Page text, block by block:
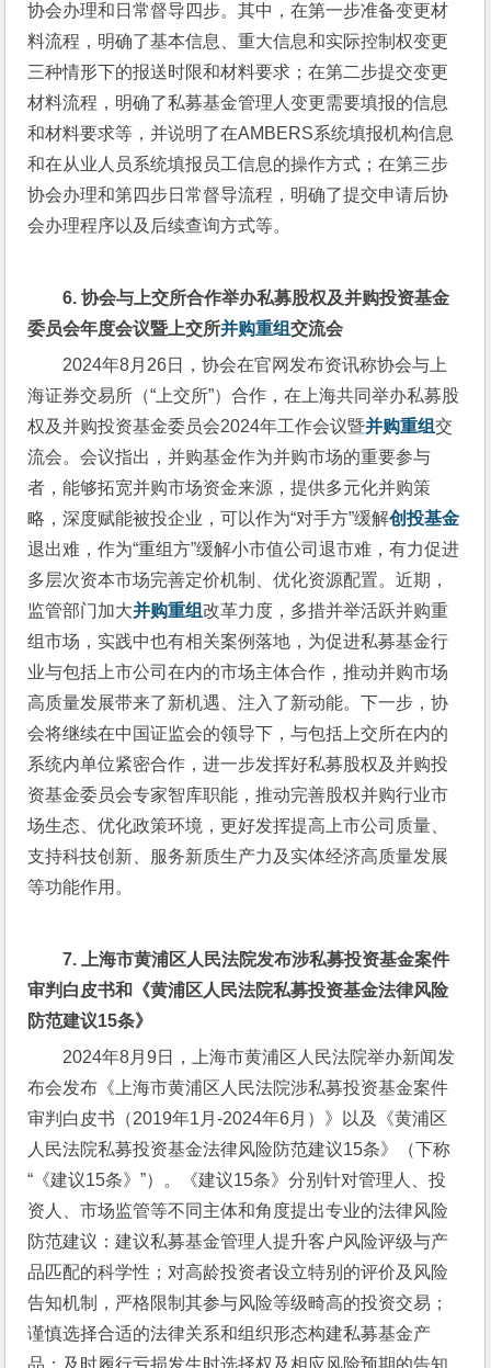
协会办理和日常督导四步。其中，在第一步准备变更材
料流程，明确了基本信息、重大信息和实际控制权变更
三种情形下的报送时限和材料要求；在第二步提交变更
材料流程，明确了私募基金管理人变更需要填报的信息
和材料要求等，并说明了在AMBERS系统填报机构信息
和在从业人员系统填报员工信息的操作方式；在第三步
协会办理和第四步日常督导流程，明确了提交申请后协
会办理程序以及后续查询方式等。
6. 协会与上交所合作举办私募股权及并购投资基金
委员会年度会议暨上交所并购重组交流会
2024年8月26日，协会在官网发布资讯称协会与上
海证券交易所（“上交所”）合作，在上海共同举办私募股
权及并购投资基金委员会2024年工作会议暨并购重组交
流会。会议指出，并购基金作为并购市场的重要参与
者，能够拓宽并购市场资金来源，提供多元化并购策
略，深度赋能被投企业，可以作为“对手方”缓解创投基金
退出难，作为“重组方”缓解小市值公司退市难，有力促进
多层次资本市场完善定价机制、优化资源配置。近期，
监管部门加大并购重组改革力度，多措并举活跃并购重
组市场，实践中也有相关案例落地，为促进私募基金行
业与包括上市公司在内的市场主体合作，推动并购市场
高质量发展带来了新机遇、注入了新动能。下一步，协
会将继续在中国证监会的领导下，与包括上交所在内的
系统内单位紧密合作，进一步发挥好私募股权及并购投
资基金委员会专家智库职能，推动完善股权并购行业市
场生态、优化政策环境，更好发挥提高上市公司质量、
支持科技创新、服务新质生产力及实体经济高质量发展
等功能作用。
7.
上海市黄浦区人民法院发布涉私募投资基金案件
审判白皮书和《黄浦区人民法院私募投资基金法律风险
防范建议15条》
2024年8月9日，上海市黄浦区人民法院举办新闻发
布会发布《上海市黄浦区人民法院涉私募投资基金案件
审判白皮书（2019年1月-2024年6月）》以及《黄浦区
人民法院私募投资基金法律风险防范建议15条》（下称
“《建议15条》”）。《建议15条》分别针对管理人、投
资人、市场监管等不同主体和角度提出专业的法律风险
防范建议：建议私募基金管理人提升客户风险评级与产
品匹配的科学性；对高龄投资者设立特别的评价及风险
告知机制，严格限制其参与风险等级畸高的投资交易；
谨慎选择合适的法律关系和组织形态构建私募基金产
品；及时履行亏损发生时选择权及相应风险预期的告知